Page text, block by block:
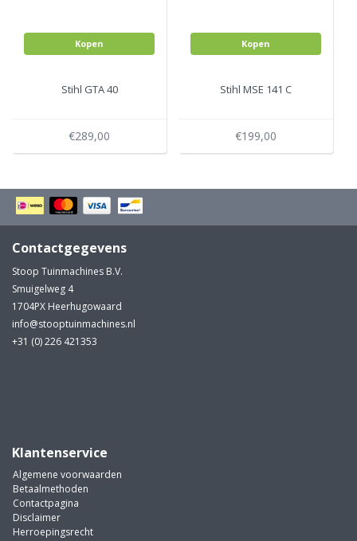
Kopen
Stihl GTA 40
€289,00
Kopen
Stihl MSE 141 C
€199,00
Contactgegevens
Stoop Tuinmachines B.V.
Smuigelweg 4
1704PX Heerhugowaard
info@stooptuinmachines.nl
+31 (0) 226 421353
Klantenservice
Algemene voorwaarden
Betaalmethoden
Contactpagina
Disclaimer
Herroepingsrecht